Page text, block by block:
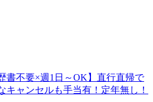
書不要×週1日～OK】直行直帰で
キャンセルも手当有！定年無し！